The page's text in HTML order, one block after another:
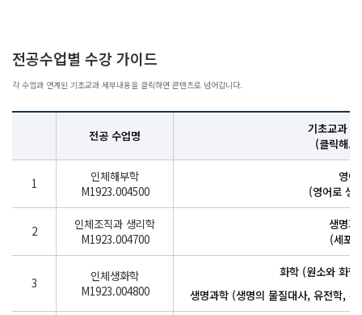
전공수업별 수강 가이드
각 수업과 연계된 기초교과 세부내용을 클릭하면 콘텐츠로 넘어갑니다.
전공 수업명
기초교과
(클릭해보
1
인체해부학
M1923.004500
영어
(영어로 생
2
인체조직과 생리학
M1923.004700
생명과
(세포
3
인체생화학
M1923.004800
화학 (원소와 화합
생명과학 (생명의 물질대사, 유전학,